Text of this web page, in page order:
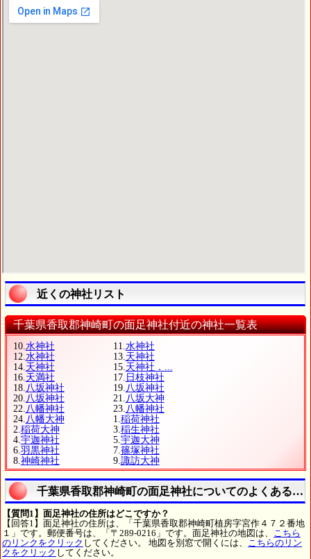
近くの神社リスト
千葉県香取郡神崎町の面足神社付近の神社一覧表
10.水神社 11.水神社
12.水神社 13.天神社
14.天神社 15.天神社．...
16.天満社 17. 日枝神社
18.八坂神社 19.八坂神社
20.八坂神社 21.八坂大神
22.八幡神社 23.八幡神社
24.八幡大神 1.稲荷神社
2.稲荷大神 3.稲生神社
4.宇迦神社 5.宇迦大神
6.羽黒神社 7.篠塚神社
8.神崎神社 9.諏訪大神
千葉県香取郡神崎町の面足神社についてのよくある質
【質問1】面足神社の住所はどこですか？
【回答1】面足神社の住所は、「千葉県香取郡神崎町植房字宮作４７２番地
１」です。郵便番号は、「〒289-0216」です。面足神社の地図は、 こちら
のリンクをクリック してください。 地図を別窓で開くには、 こちらのリン
クをクリック してください。